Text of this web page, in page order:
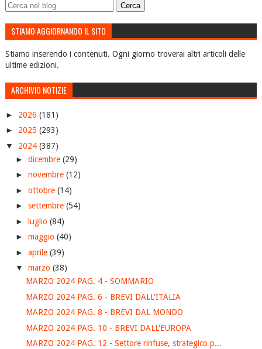
STIAMO AGGIORNANDO IL SITO
Stiamo inserendo i contenuti. Ogni giorno troverai altri articoli delle
ultime edizioni.
ARCHIVIO NOTIZIE
► 2026 (181)
► 2025 (293)
▼ 2024 (387)
► dicembre (29)
► novembre (12)
► ottobre (14)
► settembre (54)
► luglio (84)
► maggio (40)
► aprile (39)
▼ marzo (38)
MARZO 2024 PAG. 4 - SOMMARIO
MARZO 2024 PAG. 6 - BREVI DALL'ITALIA
MARZO 2024 PAG. 8 - BREVI DAL MONDO
MARZO 2024 PAG. 10 - BREVI DALL'EUROPA
MARZO 2024 PAG. 12 - Settore rinfuse, strategico p...